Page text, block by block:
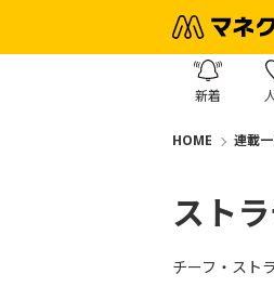
新着
HOME 連載
スト
チーフ・スト